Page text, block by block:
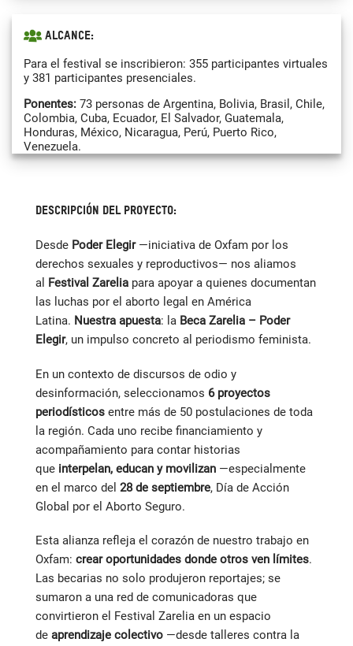
Alcance:
Para el festival se inscribieron: 355 participantes virtuales
y 381 participantes presenciales.
Ponentes:73 personas de Argentina, Bolivia, Brasil, Chile,
Colombia, Cuba, Ecuador, El Salvador, Guatemala,
Honduras, México, Nicaragua, Perú, Puerto Rico,
Venezuela.
discursos antiderechos y de odio, ¿Qué puede hacer el
Foro:Periodismo que inspira:Cobertura de aborto y
derechos sexuales y derechos reproductivos en América
Latina.
Taller:Estrategias efectivas para un periodismo activista
sobre aborto
DESCRIPCIÓN DEL PROYECTO:
Desde Poder Elegir—iniciativa de Oxfam por los
derechos sexuales y reproductivos— nos aliamos
al Festival Zarelia para apoyar a quienes documentan
las luchas por el aborto legal en América
Latina. Nuestra apuesta: la Beca Zarelia – Poder
Elegir, un impulso concreto al periodismo feminista.
En un contexto de discursos de odio y
desinformación, seleccionamos 6 proyectos
periodísticos entre más de 50 postulaciones de toda
la región. Cada uno recibe financiamiento y
acompañamiento para contar historias
que interpelan, educan y movilizan —especialmente
en el marco del 28 de septiembre, Día de Acción
Global por el Aborto Seguro.
Esta alianza refleja el corazón de nuestro trabajo en
Oxfam: crear oportunidades donde otros ven límites.
Las becarias no solo produjeron reportajes; se
sumaron a una red de comunicadoras que
convirtieron el Festival Zarelia en un espacio
de aprendizaje colectivo —desde talleres contra la